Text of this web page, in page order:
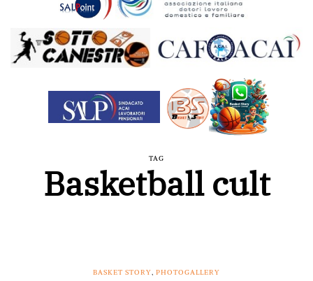
TAG
Basketball cult
BASKET STORY, PHOTOGALLERY